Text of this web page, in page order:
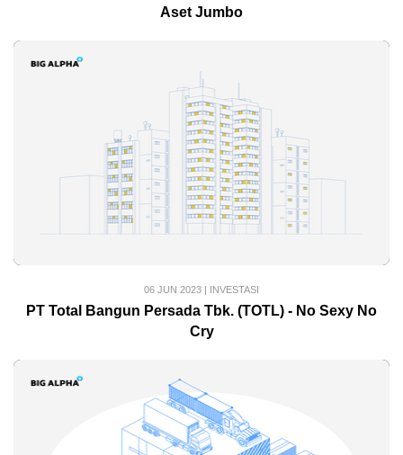
Aset Jumbo
06 JUN 2023 | INVESTASI
PT Total Bangun Persada Tbk. (TOTL) - No Sexy No
Cry